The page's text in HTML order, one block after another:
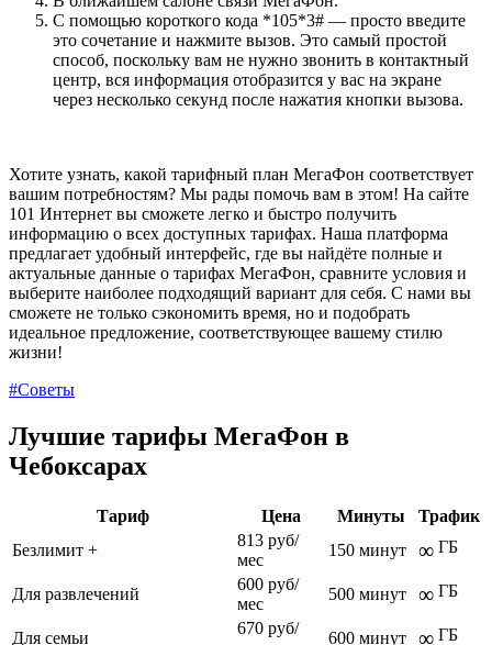
С помощью короткого кода *105*3# — просто введите
это сочетание и нажмите вызов. Это самый простой
способ, поскольку вам не нужно звонить в контактный
центр, вся информация отобразится у вас на экране
через несколько секунд после нажатия кнопки вызова.
Хотите узнать, какой тарифный план МегаФон соответствует
вашим потребностям? Мы рады помочь вам в этом! На сайте
101 Интернет вы сможете легко и быстро получить
информацию о всех доступных тарифах. Наша платформа
предлагает удобный интерфейс, где вы найдёте полные и
актуальные данные о тарифах МегаФон, сравните условия и
выберите наиболее подходящий вариант для себя. С нами вы
сможете не только сэкономить время, но и подобрать
идеальное предложение, соответствующее вашему стилю
жизни!
#Советы
Лучшие тарифы МегаФон в
Чебоксарах
Тариф Цена Минуты
Трафик
Безлимит +
813 руб/
мес
150 минут ∞ ГБ
Для развлечений
600 руб/
мес
500 минут ∞ ГБ
Для семьи
670 руб/
600 минут ∞ ГБ